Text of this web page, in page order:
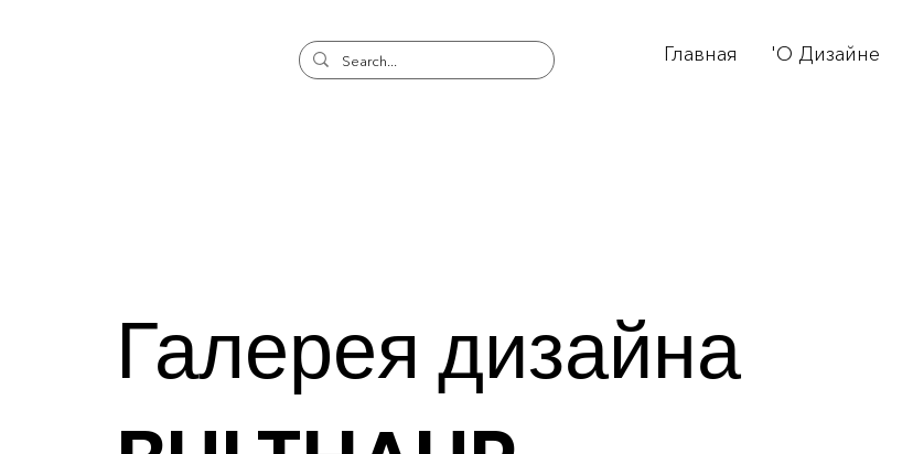
Главная 'О Дизайне
Галерея дизайна